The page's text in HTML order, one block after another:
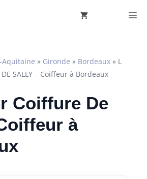
Aquitaine » Gironde » Bordeaux » L
DE SALLY – Coiffeur à Bordeaux
Coiffure De
à